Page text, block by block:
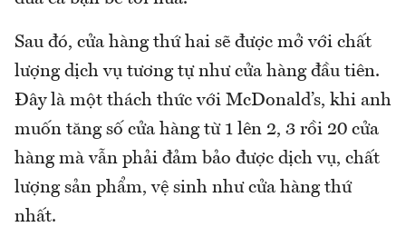
Sau đó, cửa hàng thứ hai sẽ được mở với chất
lượng dịch vụ tương tự như cửa hàng đầu tiên.
Đây là một thách thức với McDonald’s, khi anh
muốn tăng số cửa hàng từ 1 lên 2, 3 rồi 20 cửa
hàng mà vẫn phải đảm bảo được dịch vụ, chất
lượng sản phẩm, vệ sinh như cửa hàng thứ
nhất.